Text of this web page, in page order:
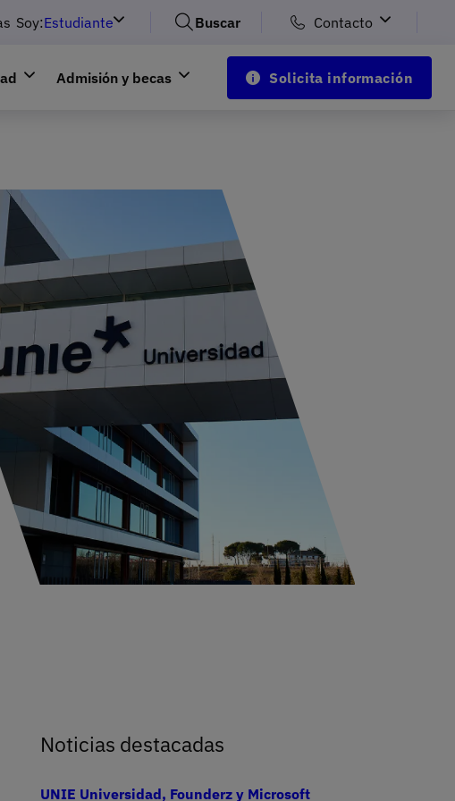
Soy:Estudiante Buscar Contacto
Admisión y becas Solicita información
el encuentro educaIA
Noticias destacadas
UNIE Universidad, Founderz y Microsoft